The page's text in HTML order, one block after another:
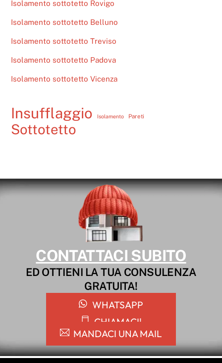
Isolamento sottotetto Rovigo
Isolamento sottotetto Belluno
Isolamento sottotetto Treviso
Isolamento sottotetto Padova
Isolamento sottotetto Vicenza
Insufflaggio Isolamento Pareti
Sottotetto
CONTATTACI SUBITO
ED OTTIENI LA TUA CONSULENZA
GRATUITA!
WHATSAPP
CHIAMACI!
MANDACI UNA MAIL